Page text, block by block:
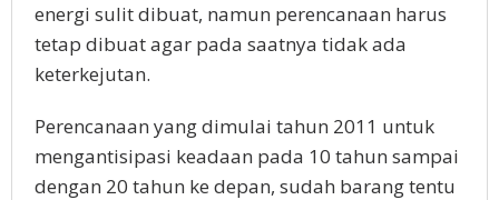
energi sulit dibuat, namun perencanaan harus
tetap dibuat agar pada saatnya tidak ada
keterkejutan.
Perencanaan yang dimulai tahun 2011 untuk
mengantisipasi keadaan pada 10 tahun sampai
dengan 20 tahun ke depan, sudah barang tentu